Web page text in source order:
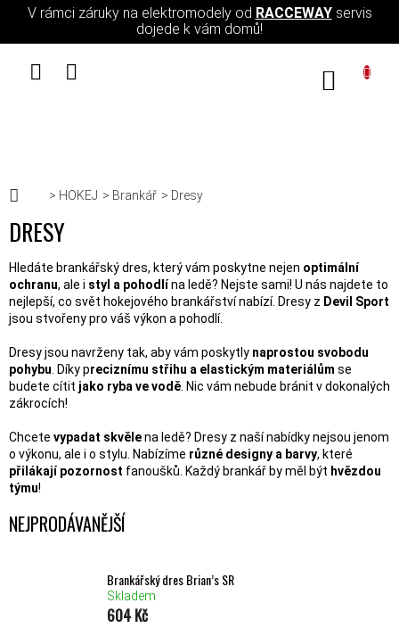
Přejít na obsah
V rámci záruky na elektromodely od RACCEWAYservis
dojede k vám domů!
Domů
HOKEJ Brankář Dresy
DRESY
Hledáte brankářský dres, který vám poskytne nejen optimální
ochranu, ale i styl a pohodlína ledě? Nejste sami! U nás najdete to
nejlepší, co svět hokejového brankářství nabízí. Dresy z Devil Sport
jsou stvořeny pro váš výkon a pohodlí.
Dresy jsou navrženy tak, aby vám poskytly naprostou svobodu
pohybu. Díky preciznímu střihu a elastickým materiálům se
budete cítit jako ryba ve vodě. Nic vám nebude bránit v dokonalých
zákrocích!
Chcete vypadat skvělena ledě? Dresy z naší nabídky nejsou jenom
o výkonu, ale i o stylu. Nabízíme různé designy a barvy, které
přilákají pozornost fanoušků. Každý brankář by měl být hvězdou
týmu!
NEJPRODÁVANĚJŠÍ
Brankářský dres Brian’s SR
Skladem
604 Kč